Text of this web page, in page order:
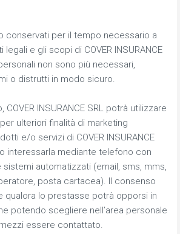
conservati per il tempo necessario a
e gli scopi di COVER INSURANCE
non sono più necessari,
o distrutti in modo sicuro.
INSURANCE SRL potrà utilizzare
ulteriori finalità di marketing
e/o servizi di COVER INSURANCE
interessarla mediante telefono con
automatizzati (email, sms, mms,
posta cartacea). Il consenso
qualora lo prestasse potrà opporsi in
potendo scegliere nell’area personale
essere contattato.